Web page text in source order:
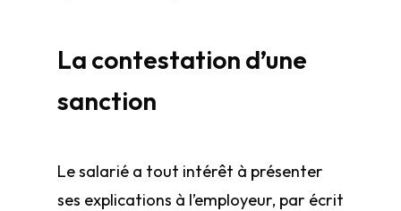
La contestation d’une
sanction
Le salarié a tout intérêt à présenter
ses explications à l’employeur, par écrit